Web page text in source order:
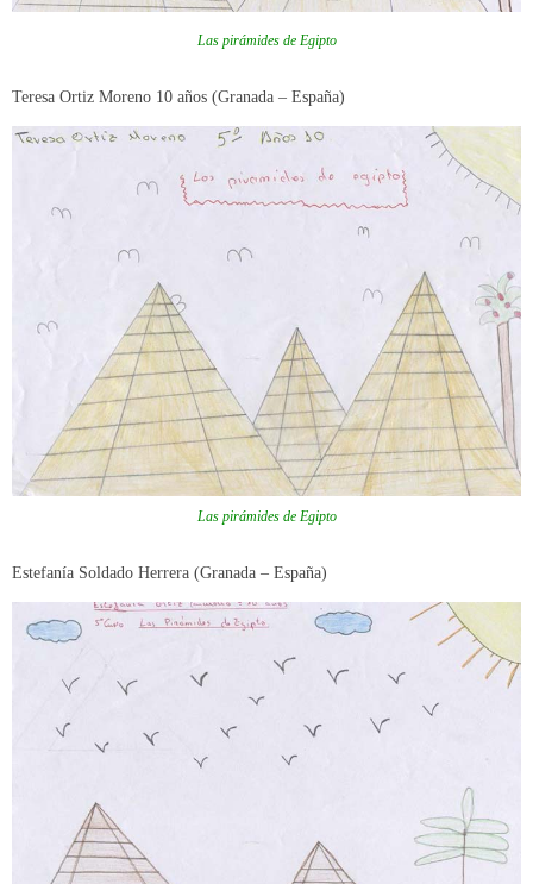
Las pirámides de Egipto
Teresa Ortiz Moreno 10 años (Granada – España)
Las pirámides de Egipto
Estefanía Soldado Herrera (Granada – España)